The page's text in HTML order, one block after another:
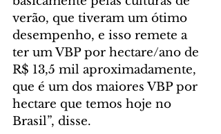
verão, que tiveram um ótimo
desempenho, e isso remete a
ter um VBP por hectare/ano de
R$ 13,5 mil aproximadamente,
que é um dos maiores VBP por
hectare que temos hoje no
Brasil”, disse.